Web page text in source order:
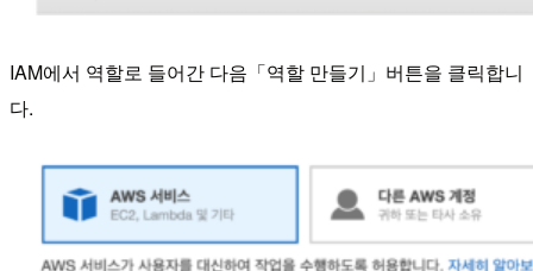
IAM에서 역할로 들어간 다음「역할 만들기」버튼을 클릭합니
다.